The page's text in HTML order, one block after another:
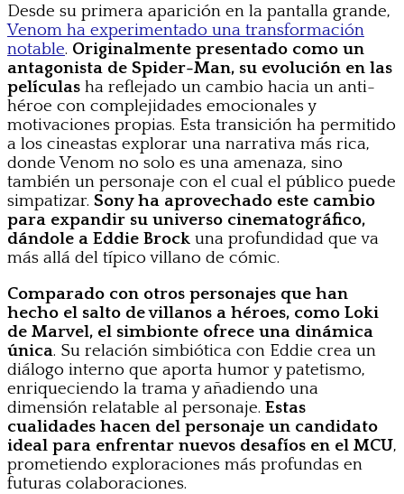
Desde su primera aparición en la pantalla grande,
Venom ha experimentado una transformación
notable. Originalmente presentado como un
antagonista de Spider-Man, su evolución en las
películas ha reflejado un cambio hacia un anti-
héroe con complejidades emocionales y
motivaciones propias. Esta transición ha permitido
a los cineastas explorar una narrativa más rica,
donde Venom no solo es una amenaza, sino
también un personaje con el cual el público puede
simpatizar. Sony ha aprovechado este cambio
para expandir su universo cinematográfico,
dándole a Eddie Brock una profundidad que va
más allá del típico villano de cómic.
Comparado con otros personajes que han
hecho el salto de villanos a héroes, como Loki
de Marvel, el simbionte ofrece una dinámica
única. Su relación simbiótica con Eddie crea un
diálogo interno que aporta humor y patetismo,
enriqueciendo la trama y añadiendo una
dimensión relatable al personaje. Estas
cualidades hacen del personaje un candidato
ideal para enfrentar nuevos desafíos en el MCU,
prometiendo exploraciones más profundas en
futuras colaboraciones.